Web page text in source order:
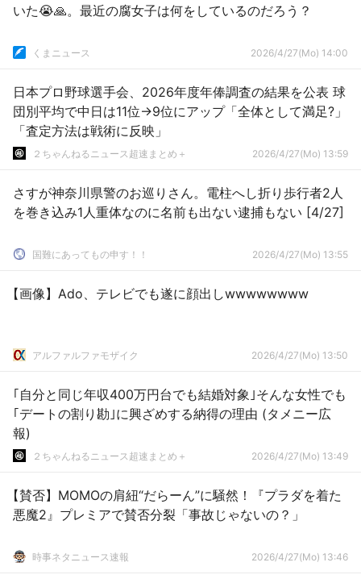
いた😭🙏。最近の腐女子は何をしているのだろう？
くまニュース 2026/4/27(Mo) 14:00
日本プロ野球選手会、2026年度年俸調査の結果を公表 球
団別平均で中日は11位→9位にアップ「全体として満足?」
「査定方法は戦術に反映」
２ちゃんねるニュース超速まとめ＋ 2026/4/27(Mo) 13:59
さすが神奈川県警のお巡りさん。電柱へし折り歩行者2人
を巻き込み1人重体なのに名前も出ない逮捕もない [4/27]
国難にあってもの申す！！ 2026/4/27(Mo) 13:55
【画像】Ado、テレビでも遂に顔出しwwwwwwww
アルファルファモザイク 2026/4/27(Mo) 13:50
｢自分と同じ年収400万円台でも結婚対象｣そんな女性でも
｢デートの割り勘｣に興ざめする納得の理由 (タメニー広
報)
２ちゃんねるニュース超速まとめ＋ 2026/4/27(Mo) 13:49
【賛否】MOMOの肩紐“だらーん”に騒然！『プラダを着た
悪魔2』プレミアで賛否分裂「事故じゃないの？」
時事ネタニュース速報 2026/4/27(Mo) 13:46